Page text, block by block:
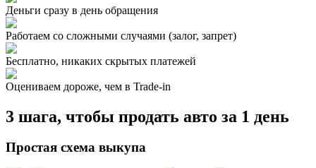
Деньги сразу в день обращения
Работаем со сложными случаями (залог, запрет)
Бесплатно, никаких скрытых платежей
Оцениваем дороже, чем в Trade‑in
3 шага, чтобы продать авто за 1 день
Простая схема выкупа